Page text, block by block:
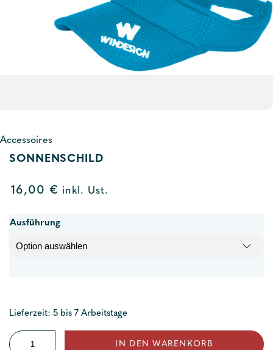
Accessoires
SONNENSCHILD
16,00 € inkl. Ust.
Ausführung
Lieferzeit: 5 bis 7 Arbeitstage
Sonnenschild
IN DEN WARENKORB